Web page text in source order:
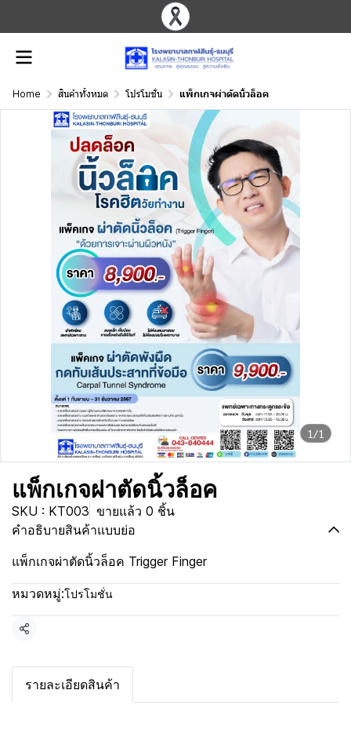
Home สินค้าทั้งหมด โปรโมชั่น แพ็กเกจผ่าตัดนิ้วล็อค
1/1
แพ็กเกจผ่าตัดนิ้วล็อค
SKU : KT003 ขายแล้ว 0 ชิ้น
คำอธิบายสินค้าแบบย่อ
แพ็กเกจผ่าตัดนิ้วล็อค Trigger Finger
หมวดหมู่:โปรโมชั่น
แชร์
รายละเอียดสินค้า